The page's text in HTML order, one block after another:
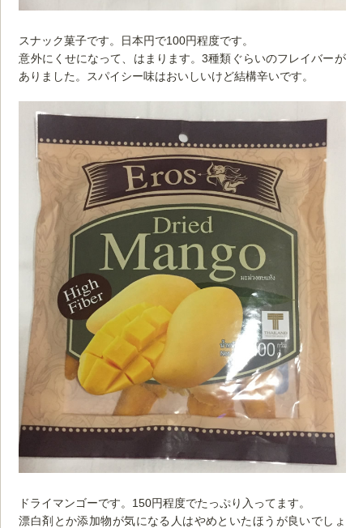
スナック菓子です。日本円で100円程度です。
意外にくせになって、はまります。3種類ぐらいのフレイバーが
ありました。スパイシー味はおいしいけど結構辛いです。
ドライマンゴーです。150円程度でたっぷり入ってます。
漂白剤とか添加物が気になる人はやめといたほうが良いでしょ